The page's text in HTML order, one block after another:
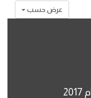
عرض حسب